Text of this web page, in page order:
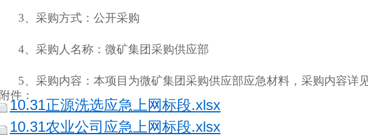
3、采购方式： 公开采购
4、采购人名称：微矿集团采购供应部
5、采购内容：本项目为微矿集团采购供应部应急材料，采购内容详见
附件：
10.31正源洗选应急上网标段.xlsx
10.31农业公司应急上网标段.xlsx